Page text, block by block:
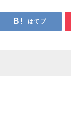
はてブ